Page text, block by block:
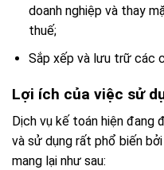
doanh nghiệp và thay
thuế;
Sắp xếp và lưu trữ các
Lợi ích của việc sử
Dịch vụ kế toán hiện
và sử dụng rất phổ biến
mang lại như sau: